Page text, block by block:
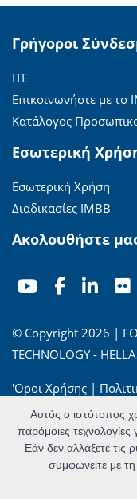
Γρήγοροι
ΙΤΕ
Επικοινωνήστε με το
Κατάλογος
Εσωτερική
Εσωτερική Χρήση
Διαδικασίες ΙΜΒΒ
Ακολουθήστε
© Copyright 2026 |
TECHNOLOGY -
'Οροι Χρήσης |
Powered byApogee
Αυτός ο ιστότοπος
παρόμοιες τεχνολογίες
Εάν δεν αλλάξετε τις
συμφωνείτε με